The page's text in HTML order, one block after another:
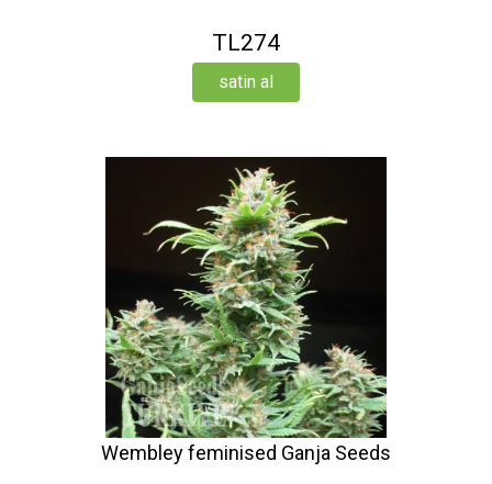
TL274
satin al
Wembley feminised Ganja Seeds